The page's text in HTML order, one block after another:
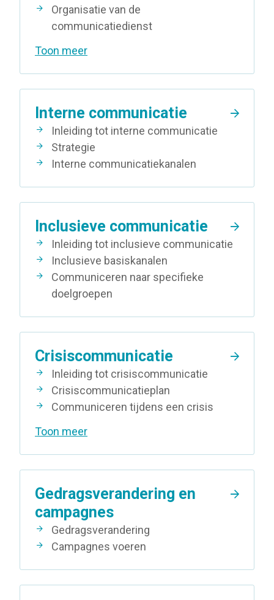
Organisatie van de
communicatiedienst
Toon meer
Interne communicatie
Inleiding tot interne communicatie
Strategie
Interne communicatiekanalen
Inclusieve communicatie
Inleiding tot inclusieve communicatie
Inclusieve basiskanalen
Communiceren naar specifieke
doelgroepen
Crisiscommunicatie
Inleiding tot crisiscommunicatie
Crisiscommunicatieplan
Communiceren tijdens een crisis
Toon meer
Gedragsverandering en
campagnes
Gedragsverandering
Campagnes voeren